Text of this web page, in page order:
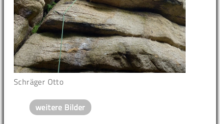
Schräger Otto
weitere Bilder